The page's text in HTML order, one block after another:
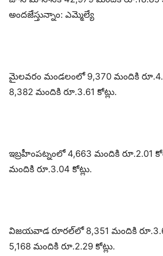
అందజేస్తున్నాం: ఎమ్మెల్యే
మైలవరం మండలంలో 9,370 మందికి
8,382 మందికి రూ.3.61 కోట్లు.
ఇబ్రహీంపట్నంలో 4,663 మందికి రూ.2.01
మందికి రూ.3.04 కోట్లు.
విజయవాడ రూరల్‌లో 8,351 మందికి
5,168 మందికి రూ.2.29 కోట్లు.